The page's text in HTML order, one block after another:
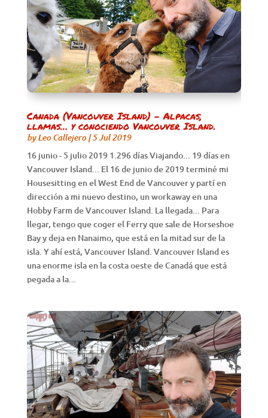
Canada (Vancouver Island) – Alpacas,
llamas… y conociendo Vancouver Island.
byLeo Callejero|5 Jul 2019
16 junio - 5 julio 2019 1.296 días Viajando... 19 días en
Vancouver Island... El 16 de junio de 2019 terminé mi
Housesitting en el West End de Vancouver y partí en
dirección a mi nuevo destino, un workaway en una
Hobby Farm de Vancouver Island. La llegada... Para
llegar, tengo que coger el Ferry que sale de Horseshoe
Bay y deja en Nanaimo, que está en la mitad sur de la
isla. Y ahí está, Vancouver Island. Vancouver Island es
una enorme isla en la costa oeste de Canadá que está
pegada a la...